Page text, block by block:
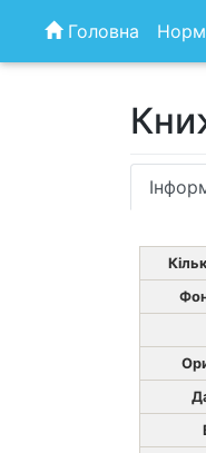
content
Головна